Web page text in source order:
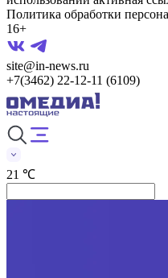
Политика обработки
16+
site@in-news.ru
+7(3462) 22-12-11 (6109)
21 ℃